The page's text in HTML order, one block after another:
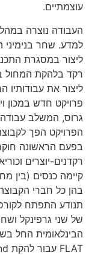
עוצמתיים.
העבודה נוצרה במהלך
למדע. שחר בנימיני
ליצור במסגרת
פרויקט חדש במכון
גרוס, המשלב עבודה
הפרויקט הפך
בפעם הראשונה
רקדנים-יוצרים
קיימה כנסים (בין
בהן כל חברי הקבוצה
תנודע התפתח לקורס
של שני גרפינקל ושחר